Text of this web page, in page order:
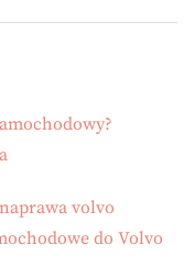
volvo
do Volvo